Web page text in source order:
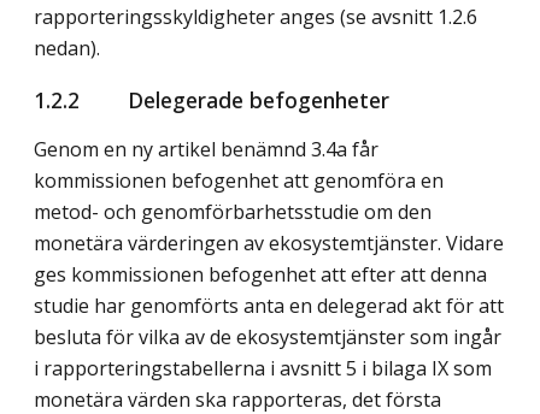
rapporteringsskyldigheter anges (se avsnitt 1.2.6
nedan).
1.2.2 Delegerade befogenheter
Genom en ny artikel benämnd 3.4a får
kommissionen befogenhet att genom­föra en
metod- och genomförbarhetsstudie om den
monetära värderingen av ekosystemtjänster. Vidare
ges kommissionen befogenhet att efter att denna
studie har genomförts anta en delegerad akt för att
besluta för vilka av de ekosystemtjänster som ingår
i rapporteringstabellerna i avsnitt 5 i bilaga IX som
monetära värden ska rapporteras, det första